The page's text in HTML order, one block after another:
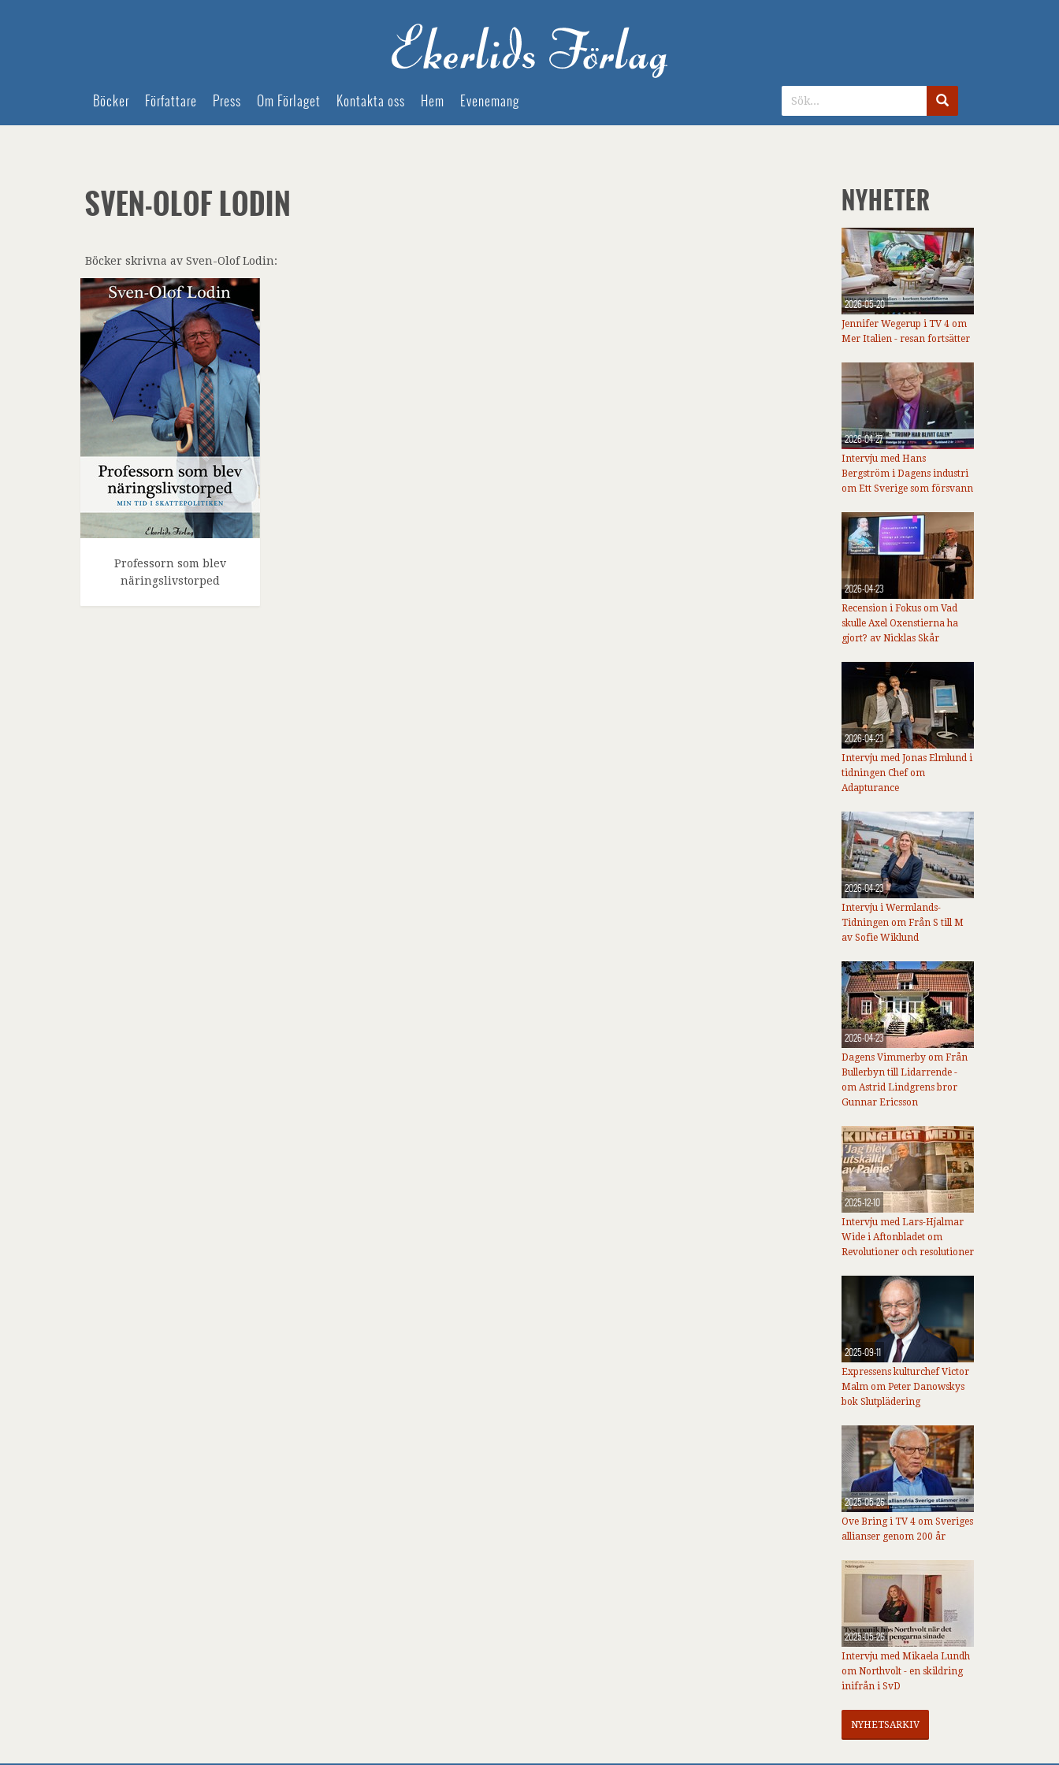
Böcker Författare Press Om Förlaget Kontakta oss Hem Evenemang
SVEN-OLOF LODIN
Böcker skrivna av Sven-Olof Lodin:
Professorn som blev
näringslivstorped
NYHETER
2026-05-20
Jennifer Wegerup i TV 4 om
Mer Italien - resan fortsätter
2026-04-27
Intervju med Hans
Bergström i Dagens industri
om Ett Sverige som försvann
2026-04-23
Recension i Fokus om Vad
skulle Axel Oxenstierna ha
gjort? av Nicklas Skår
2026-04-23
Intervju med Jonas Elmlund i
tidningen Chef om
Adapturance
2026-04-23
Intervju i Wermlands-
Tidningen om Från S till M
av Sofie Wiklund
2026-04-23
Dagens Vimmerby om Från
Bullerbyn till Lidarrende -
om Astrid Lindgrens bror
Gunnar Ericsson
2025-12-10
Intervju med Lars-Hjalmar
Wide i Aftonbladet om
Revolutioner och resolutioner
2025-09-11
Expressens kulturchef Victor
Malm om Peter Danowskys
bok Slutplädering
2025-05-26
Ove Bring i TV 4 om Sveriges
allianser genom 200 år
2025-05-26
Intervju med Mikaela Lundh
om Northvolt - en skildring
inifrån i SvD
NYHETSARKIV